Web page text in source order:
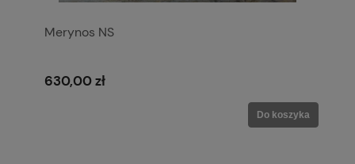
Merynos NS
630,00 zł
Do koszyka